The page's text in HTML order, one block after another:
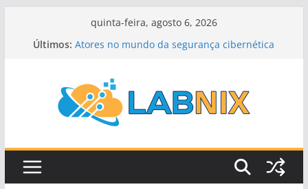
quinta-feira, agosto 6, 2026
Últimos: Atores no mundo da segurança cibernética
Roteamento por vetor de distância
Roteamento Dinâmico